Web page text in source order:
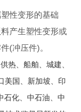
性变形的基础
产生塑性变形或
(冲压件)。
热、船舶、城建、
美国、新加坡、印
石化、中石油、中